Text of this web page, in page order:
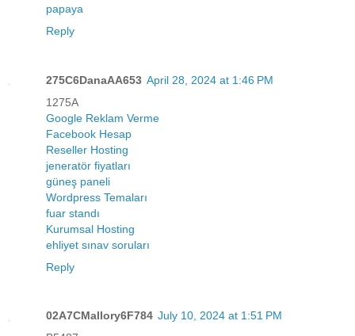
papaya
Reply
275C6DanaAA653 April 28, 2024 at 1:46 PM
1275A
Google Reklam Verme
Facebook Hesap
Reseller Hosting
jeneratör fiyatları
güneş paneli
Wordpress Temaları
fuar standı
Kurumsal Hosting
ehliyet sınav soruları
Reply
02A7CMallory6F784 July 10, 2024 at 1:51 PM